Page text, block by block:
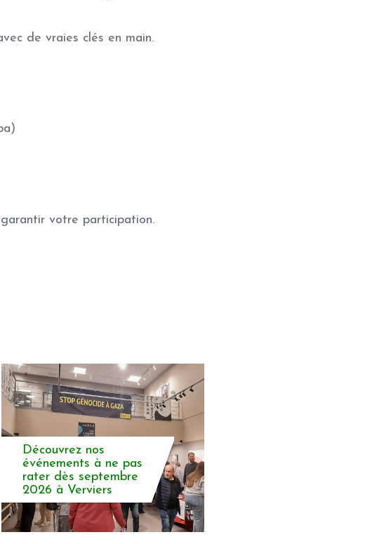
de vraies clés en main.
votre participation.
Découvrez nos
événements à ne pas
rater dès septembre
2026 à Verviers